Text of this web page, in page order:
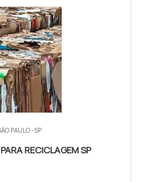
PAULO - SP
RECICLAGEM SP